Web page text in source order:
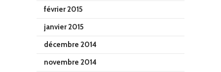
février 2015
janvier 2015
décembre 2014
novembre 2014